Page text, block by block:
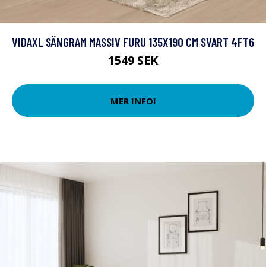
VIDAXL SÄNGRAM MASSIV FURU 135X190 CM SVART 4FT6
1549 SEK
MER INFO!